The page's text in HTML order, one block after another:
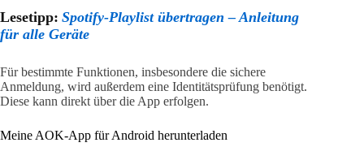
Lesetipp: Spotify-Playlist übertragen – Anleitung
für alle Geräte
Für bestimmte Funktionen, insbesondere die sichere
Anmeldung, wird außerdem eine Identitätsprüfung benötigt.
Diese kann direkt über die App erfolgen.
Meine AOK-App für Android herunterladen